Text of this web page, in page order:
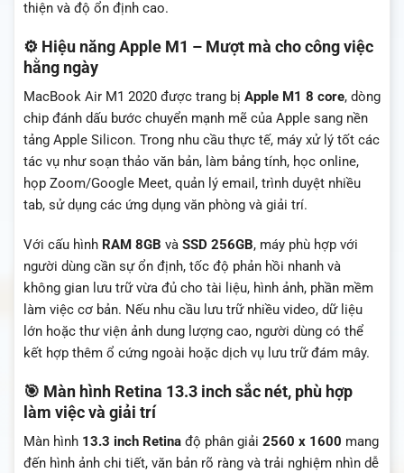
thiện và độ ổn định cao.
⚙️ Hiệu năng Apple M1 – Mượt mà cho công việc
hằng ngày
MacBook Air M1 2020 được trang bị Apple M1 8 core, dòng
chip đánh dấu bước chuyển mạnh mẽ của Apple sang nền
tảng Apple Silicon. Trong nhu cầu thực tế, máy xử lý tốt các
tác vụ như soạn thảo văn bản, làm bảng tính, học online,
họp Zoom/Google Meet, quản lý email, trình duyệt nhiều
tab, sử dụng các ứng dụng văn phòng và giải trí.
Với cấu hình RAM 8GB và SSD 256GB, máy phù hợp với
người dùng cần sự ổn định, tốc độ phản hồi nhanh và
không gian lưu trữ vừa đủ cho tài liệu, hình ảnh, phần mềm
làm việc cơ bản. Nếu nhu cầu lưu trữ nhiều video, dữ liệu
lớn hoặc thư viện ảnh dung lượng cao, người dùng có thể
kết hợp thêm ổ cứng ngoài hoặc dịch vụ lưu trữ đám mây.
🎯 Màn hình Retina 13.3 inch sắc nét, phù hợp
làm việc và giải trí
Màn hình 13.3 inch Retina độ phân giải 2560 x 1600 mang
đến hình ảnh chi tiết, văn bản rõ ràng và trải nghiệm nhìn dễ